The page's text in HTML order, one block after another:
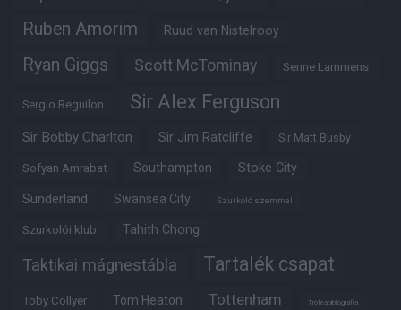
Ruben Amorim Ruud van Nistelrooy
Ryan Giggs Scott McTominay Senne Lammens
Sergio Reguilon Sir Alex Ferguson
Sir Bobby Charlton Sir Jim Ratcliffe Sir Matt Busby
Sofyan Amrabat Southampton Stoke City
Sunderland Swansea City Szurkoló szemmel
Szurkolói klub Tahith Chong
Taktikai mágnestábla Tartalék csapat
Toby Collyer Tom Heaton Tottenham Trófeabibliográfia